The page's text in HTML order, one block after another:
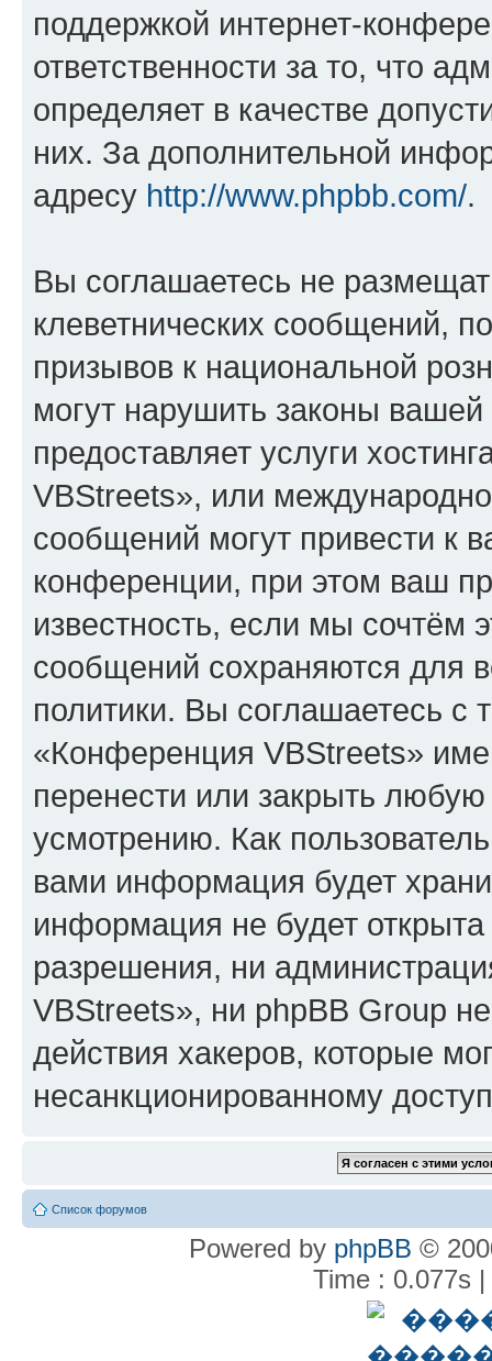
поддержкой интернет-
ответственности за то, что
определяет в качестве
них. За дополнительной
адресу http://www.phpbb.com/.
Вы соглашаетесь не
клеветнических сообщений,
призывов к национальной
могут нарушить законы
предоставляет услуги
VBStreets», или
сообщений могут привести к
конференции, при этом ваш
известность, если мы сочтём
сообщений сохраняются для
политики. Вы соглашаетесь
«Конференция VBStreets»
перенести или закрыть
усмотрению. Как
вами информация будет
информация не будет
разрешения, ни
VBStreets», ни phpBB Group
действия хакеров, которые
несанкционированному
Список форумов
Powered by phpBB ©
Time : 0.077s